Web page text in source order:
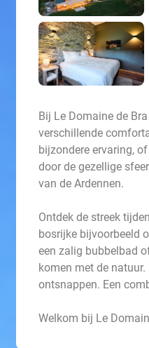
Bij Le Domaine de
verschillende
bijzondere ervaring,
door de gezellige
van de Ardennen.
Ontdek de streek
bosrijke bijvoorbeeld
een zalig bubbelbad
komen met de
ontsnappen. Een
Welkom bij Le